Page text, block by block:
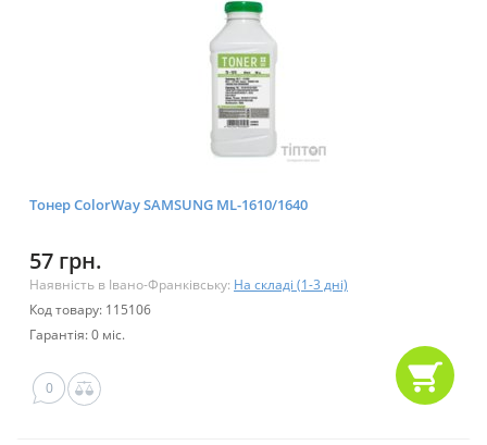
Тонер ColorWay SAMSUNG ML-1610/1640
57 грн.
Наявність в Івано-Франківську: На складі (1-3 дні)
Код товару: 115106
Гарантія: 0 міс.
0